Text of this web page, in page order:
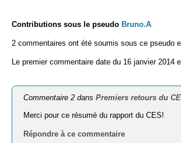
Contributions sous le pseudo Bruno.A
2 commentaires ont été soumis sous ce pseudo
Le premier commentaire date du 16 janvier 2014
Commentaire 2 dansPremiers retours du
Merci pour ce résumé du rapport du CES!
Répondre à ce commentaire